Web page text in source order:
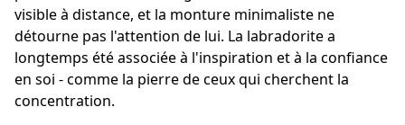
visible à distance, et la monture minimaliste ne
détourne pas l'attention de lui. La labradorite a
longtemps été associée à l'inspiration et à la confiance
en soi - comme la pierre de ceux qui cherchent la
concentration.